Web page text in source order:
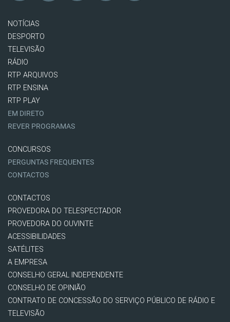
NOTÍCIAS
DESPORTO
TELEVISÃO
RÁDIO
RTP ARQUIVOS
RTP ENSINA
RTP PLAY
EM DIRETO
REVER PROGRAMAS
CONCURSOS
PERGUNTAS FREQUENTES
CONTACTOS
CONTACTOS
PROVEDORA DO TELESPECTADOR
PROVEDORA DO OUVINTE
ACESSIBILIDADES
SATÉLITES
A EMPRESA
CONSELHO GERAL INDEPENDENTE
CONSELHO DE OPINIÃO
CONTRATO DE CONCESSÃO DO SERVIÇO PÚBLICO DE RÁDIO E
TELEVISÃO